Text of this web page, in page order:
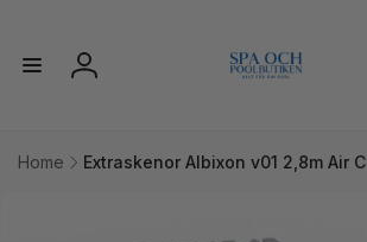
innehåll
Logga
Home
Extraskenor Albixon v01 2,8m Air C